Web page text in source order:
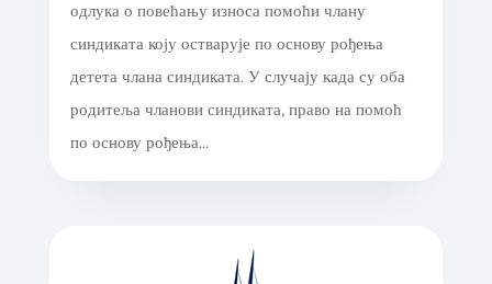
одлука о повећању износа помоћи члану
синдиката коју остварује по основу рођења
детета члана синдиката. У случају када су оба
родитеља чланови синдиката, право на помоћ
по основу рођења...